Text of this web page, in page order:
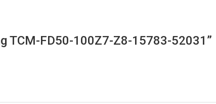
TCM-FD50-100Z7-Z8-15783-52031”